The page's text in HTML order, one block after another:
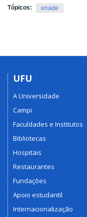
Tópicos: enade
UFU
A Universidade
Campi
Faculdades e Institutos
Bibliotecas
Hospitais
Restaurantes
Fundações
Apoio estudantil
Internacionalização